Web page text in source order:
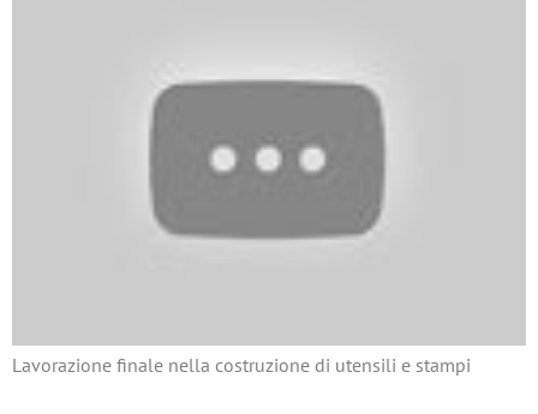
Lavorazione finale nella costruzione di utensili e stampi